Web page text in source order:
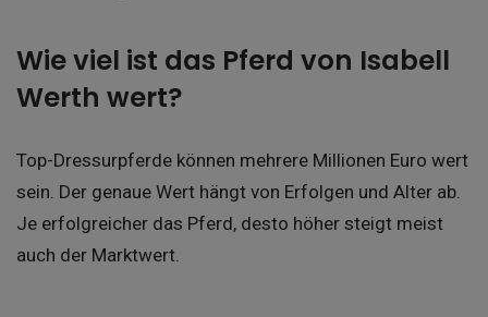
Wie viel ist das Pferd von Isabell
Werth wert?
Top-Dressurpferde können mehrere Millionen Euro wert
sein. Der genaue Wert hängt von Erfolgen und Alter ab.
Je erfolgreicher das Pferd, desto höher steigt meist
auch der Marktwert.